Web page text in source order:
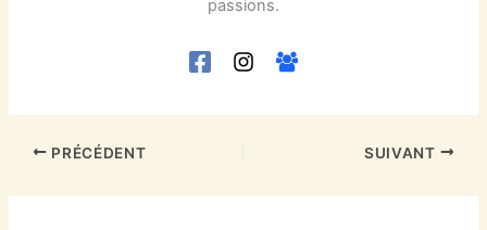
passions.
PRÉCÉDENT SUIVANT